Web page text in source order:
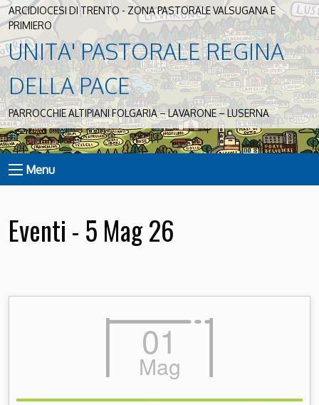
ARCIDIOCESI DI TRENTO - ZONA PASTORALE VALSUGANA E
PRIMIERO
UNITA' PASTORALE REGINA
DELLA PACE
PARROCCHIE ALTIPIANI FOLGARIA – LAVARONE – LUSERNA
Menu
Eventi - 5 Mag 26
01
Mag